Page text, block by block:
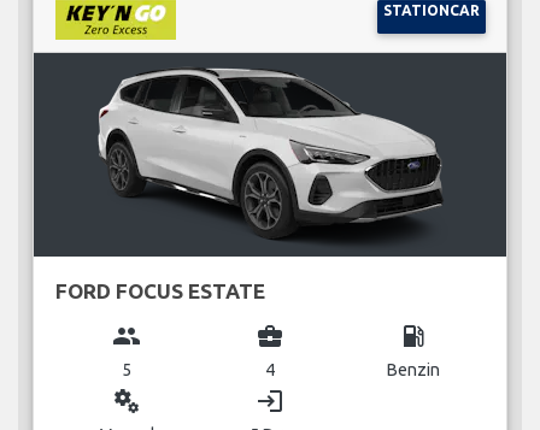
STATIONCAR
FORD FOCUS ESTATE
group
5
business_center
4
local_gas_station
Benzin
miscellaneous_services login